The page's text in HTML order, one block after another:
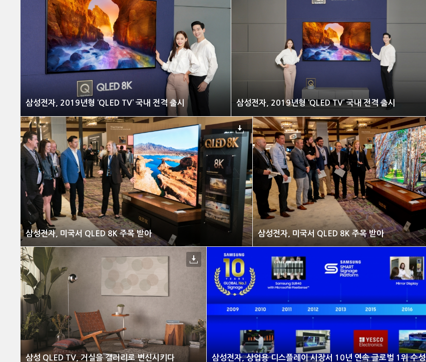
삼성전자, 2019년형 ‘QLED TV’ 국내 전격 출시 삼성전자, 2019년형 ‘QLED TV’ 국내 전격 출시
삼성전자, 미국서 QLED 8K 주목 받아 삼성전자, 미국서 QLED 8K 주목 받아
삼성 QLED TV, 거실을 갤러리로 변신시키다 삼성전자, 상업용 디스플레이 시장서 10년 연속 글로벌 1위 수성